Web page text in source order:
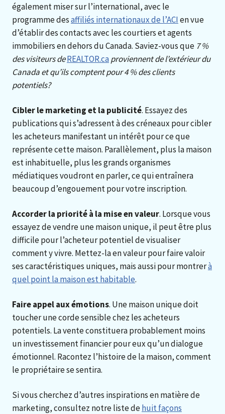
également miser sur l’international, avec le
programme desaffiliés internationaux de l’ACIen vue
d’établir des contacts avec les courtiers et agents
immobiliers en dehors du Canada. Saviez-vous que 7 %
des visiteurs deREALTOR.caproviennent de l’extérieur du
Canada et qu’ils comptent pour 4 % des clients
potentiels?
Cibler le marketing et la publicité. Essayez des
publications qui s’adressent à des créneaux pour cibler
les acheteurs manifestant un intérêt pour ce que
représente cette maison. Parallèlement, plus la maison
est inhabituelle, plus les grands organismes
médiatiques voudront en parler, ce qui entraînera
beaucoup d’engouement pour votre inscription.
Accorder la priorité à la mise en valeur. Lorsque vous
essayez de vendre une maison unique, il peut être plus
difficile pour l’acheteur potentiel de visualiser
comment y vivre. Mettez-la en valeur pour faire valoir
ses caractéristiques uniques, mais aussi pour montrerà
quel point la maison est habitable.
Faire appel aux émotions. Une maison unique doit
toucher une corde sensible chez les acheteurs
potentiels. La vente constituera probablement moins
un investissement financier pour eux qu’un dialogue
émotionnel. Racontez l’histoire de la maison, comment
le propriétaire se sentira.
Si vous cherchez d’autres inspirations en matière de
marketing, consultez notre liste dehuit façons